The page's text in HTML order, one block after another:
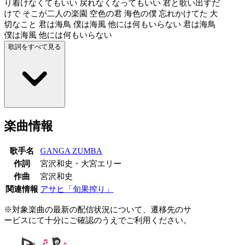
り着けなくてもいい 戻れなくなってもいい 君と歌い出すだ
けで そこが二人の楽園 空色の君 海色の僕 忘れかけてた 大
切なこと 君は海鳥 僕は海風 他には何もいらない 君は海鳥
僕は海風 他には何もいらない
歌詞をすべて見る
楽曲情報
歌手名
GANGA ZUMBA
作詞
宮沢和史・大宮エリー
作曲
宮沢和史
関連情報 アサヒ「旬果搾り」
※対象楽曲の最新の配信状況について、遷移先のサ
ービスにて十分にご確認のうえでご利用ください。